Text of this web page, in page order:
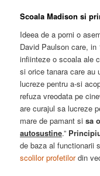
Scoala Madison si
Ideea de a porni o
David Paulson care, in
infiinteze o scoala ale
si orice tanara care au
lucreze pentru a-si
refuza vreodata pe
are curajul sa lucreze
mare de pamant sisa
autosustine.”
de baza al functionarii
scolilor profetilordin